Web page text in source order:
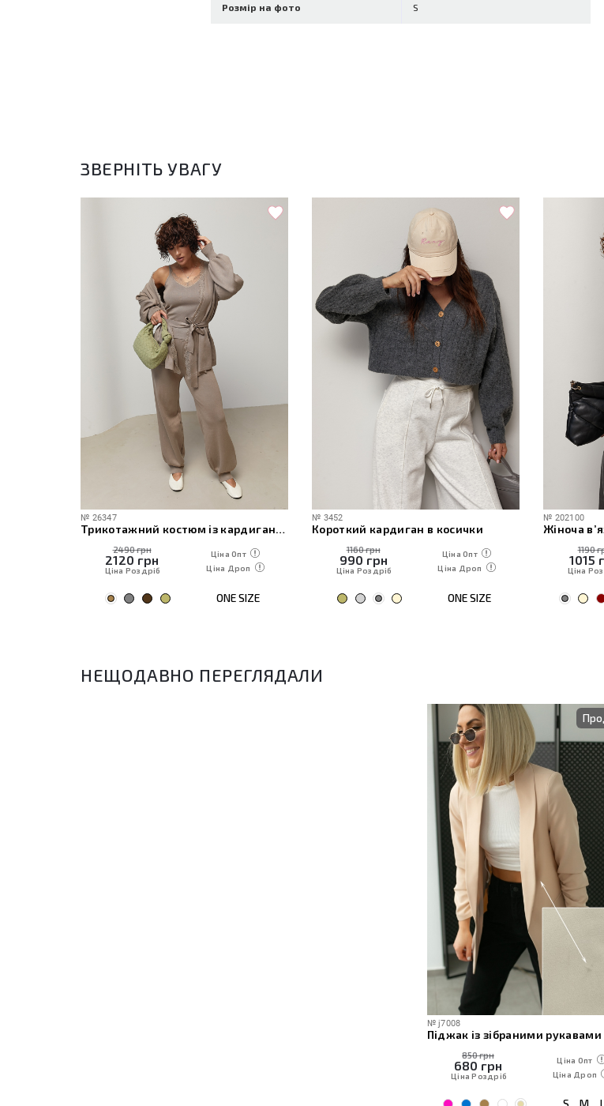
Розмір на фото S
ЗВЕРНІТЬ УВАГУ
№ 26347
Трикотажний костюм із кардиганом, топом та штанами
2490 грн
2120 грн
Ціна Роздріб
Ціна Опт
Ціна Дроп
ONE SIZE
№ 3452
Короткий кардиган в косички
1160 грн
990 грн
Ціна Роздріб
Ціна Опт
Ціна Дроп
ONE SIZE
№ 202100
1190
1015
Ціна
НЕЩОДАВНО ПЕРЕГЛЯДАЛИ
№ j7008
850 грн
680 грн
Ціна Роздріб
Ціна Опт
Ціна Дроп